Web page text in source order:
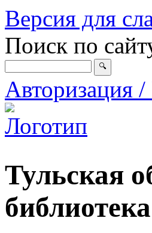
Версия для
Поиск по
Авторизация
Тульская